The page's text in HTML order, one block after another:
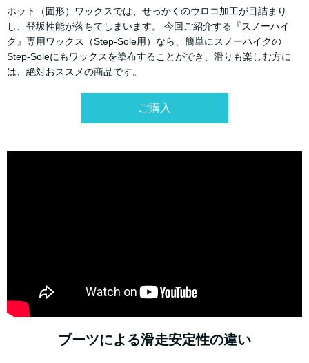
ホット（固形）ワックスでは、せっかくのウロコ加工が目詰まり
し、登坂性能が落ちてしまいます。 今回ご紹介する『スノーハイ
ク』専用ワックス（Step-Sole用）なら、簡単にスノーハイクの
Step-Soleにもワックスを塗布することができ、滑りも楽しむ方に
は、絶対おススメの商品です。
ご購入
ブーツによる滑走安定性の違い